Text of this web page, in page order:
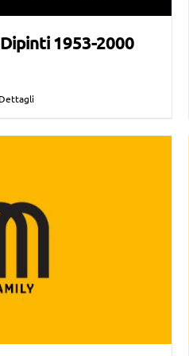
1953-2000
Dettagli